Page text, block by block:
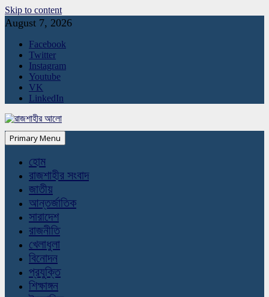
Skip to content
August 7, 2026
Facebook
Twitter
Instagram
Youtube
VK
LinkedIn
Primary Menu
হোম
রাজশাহীর সংবাদ
জাতীয়
আন্তর্জাতিক
সারাদেশ
রাজনীতি
খেলাধুলা
বিনোদন
প্রযুক্তি
শিক্ষাঙ্গন